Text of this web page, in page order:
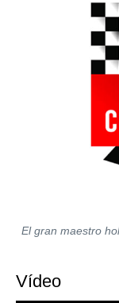
El gran maestro
Vídeo